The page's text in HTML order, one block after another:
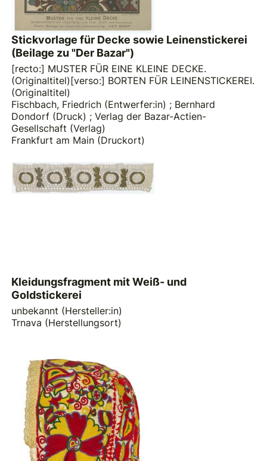
Stickvorlage für Decke sowie Leinenstickerei
(Beilage zu "Der Bazar")
[recto:] MUSTER FÜR EINE KLEINE DECKE.
(Originaltitel)[verso:] BORTEN FÜR LEINENSTICKEREI.
(Originaltitel)
Fischbach, Friedrich (Entwerfer:in) ; Bernhard
Dondorf (Druck) ;Verlag der Bazar-Actien-
Gesellschaft (Verlag)
Frankfurt am Main (Druckort)
Kleidungsfragment mit Weiß- und
Goldstickerei
unbekannt (Hersteller:in)
Trnava (Herstellungsort)